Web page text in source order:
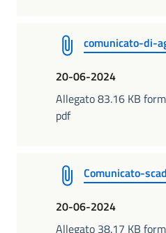
comunicato-di-
20-06-2024
Allegato 83.16 KB
pdf
Comunicato-
20-06-2024
Allegato 38.17 KB